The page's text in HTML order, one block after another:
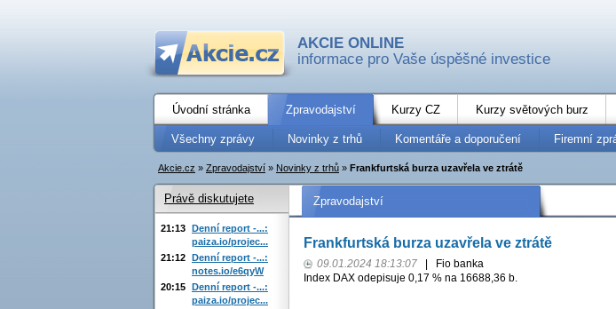
AKCIE ONLINE
informace pro Vaše úspěšné investice
Úvodní stránka Zpravodajství Kurzy CZ Kurzy světových burz
Všechny zprávy Novinky z trhů Komentáře a doporučení Firemní
Akcie.cz » Zpravodajství » Novinky z trhů » Frankfurtská burza uzavřela ve ztrátě
Zpravodajství
Frankfurtská burza uzavřela ve ztrátě
09.01.2024 18:13:07
Fio banka
Index DAX odepisuje 0,17 % na 16688,36 b.
Právě diskutujete
21:13 Denní report -...:
paiza.io/projec...
21:12 Denní report -...:
notes.io/e6qyW
20:15 Denní report -...:
paiza.io/projec...